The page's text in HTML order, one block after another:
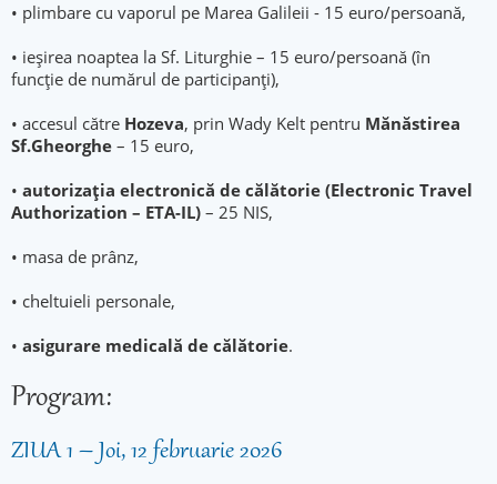
• plimbare cu vaporul pe Marea Galileii - 15 euro/persoană,
• ieșirea noaptea la Sf. Liturghie – 15 euro/persoană (în
funcție de numărul de participanți),
• accesul către Hozeva, prin Wady Kelt pentru Mănăstirea
Sf.Gheorghe – 15 euro,
• autorizația electronică de călătorie (Electronic Travel
Authorization – ETA-IL) – 25 NIS,
• masa de prânz,
• cheltuieli personale,
• asigurare medicală de călătorie.
Program:
ZIUA 1 – Joi, 12 februarie 2026